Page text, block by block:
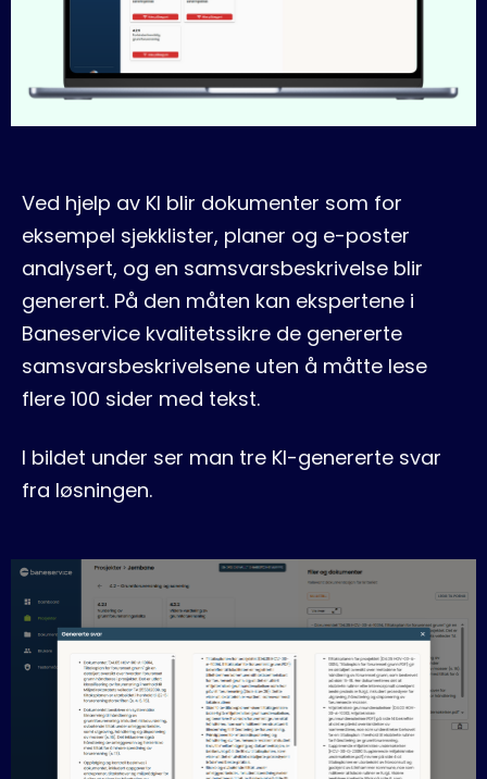
Ved hjelp av KI blir dokumenter som for
eksempel sjekklister, planer og e-poster
analysert, og en samsvarsbeskrivelse blir
generert. På den måten kan ekspertene i
Baneservice kvalitetssikre de genererte
samsvarsbeskrivelsene uten å måtte lese
flere 100 sider med tekst.
I bildet under ser man tre KI-genererte svar
fra løsningen.